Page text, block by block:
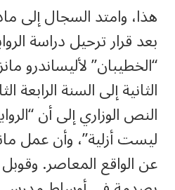
هذا، وامتد السجال إلى
بعد قرار ترحيل دراسة
“الخطيبان” لأليساندرو
الثانية إلى السنة الرابعة
النص الوزاري إلى أن
ليست أزلية”، وأن عمل
عن الواقع المعاصر.